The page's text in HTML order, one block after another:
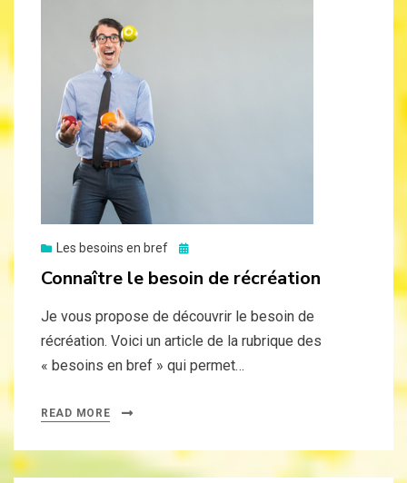
Les besoins en bref
Posted
Connaître le besoin de récréation
Je vous propose de découvrir le besoin de
récréation. Voici un article de la rubrique des
« besoins en bref » qui permet…
READ MORE